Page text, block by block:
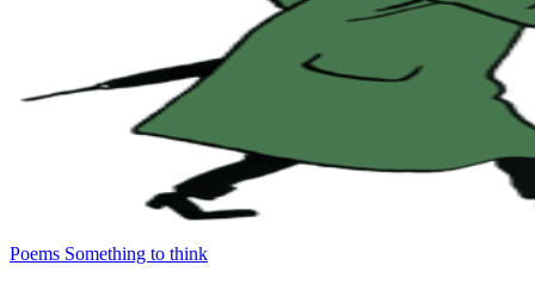
Poems Something to think